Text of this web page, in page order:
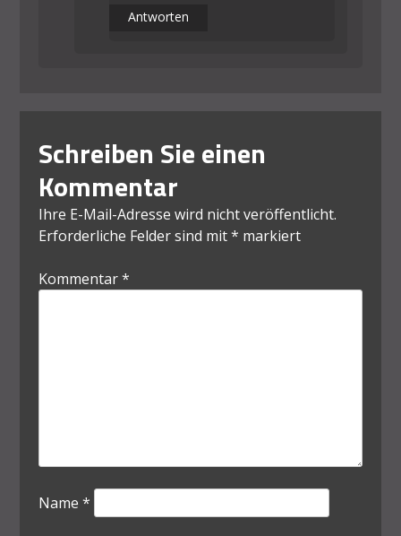
Antworten
Schreiben Sie einen
Kommentar
Ihre E-Mail-Adresse wird nicht veröffentlicht.
Erforderliche Felder sind mit* markiert
Kommentar*
Name *